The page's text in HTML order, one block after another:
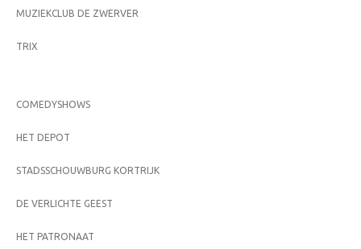
MUZIEKCLUB DE ZWERVER
TRIX
COMEDYSHOWS
HET DEPOT
STADSSCHOUWBURG KORTRIJK
DE VERLICHTE GEEST
HET PATRONAAT